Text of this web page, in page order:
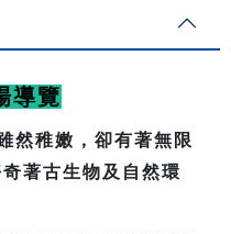
導覽
然稚嫩，卻有著無限
著古生物及自然環